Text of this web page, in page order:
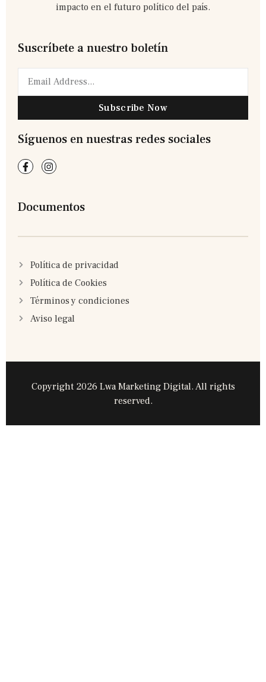
impacto en el futuro político del país.
Suscríbete a nuestro boletín
Subscribe Now
Síguenos en nuestras redes sociales
Documentos
Política de privacidad
Política de Cookies
Términos y condiciones
Aviso legal
Copyright 2026 Lwa Marketing Digital. All rights
reserved.